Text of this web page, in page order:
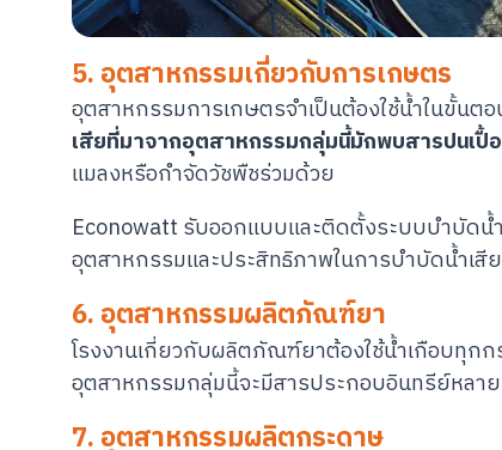
5. อุตสาหกรรมเกี่ยวกับการเกษตร
อุตสาหกรรมการเกษตรจำเป็นต้องใช้น้ำในขั้นต
เสียที่มาจากอุตสาหกรรมกลุ่มนี้มักพบสารปนเปื้
แมลงหรือกำจัดวัชพืชร่วมด้วย
Econowatt รับออกแบบและติดตั้งระบบบำบัด
อุตสาหกรรมและประสิทธิภาพในการบำบัดน้ำเสี
6. อุตสาหกรรมผลิตภัณฑ์ยา
โรงงานเกี่ยวกับผลิตภัณฑ์ยาต้องใช้น้ำเกือบทุก
อุตสาหกรรมกลุ่มนี้จะมีสารประกอบอินทรีย์หล
7. อุตสาหกรรมผลิตกระดาษ